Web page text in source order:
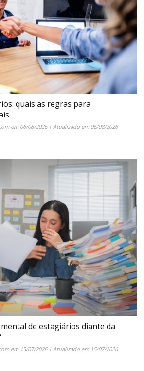
quais as regras para
em 06/08/2026| Atualizado em 06/08/2026
de estagiários diante da
em 15/07/2026| Atualizado em 15/07/2026